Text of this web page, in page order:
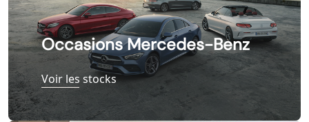
Occasions Mercedes-Benz
Voir les stocks